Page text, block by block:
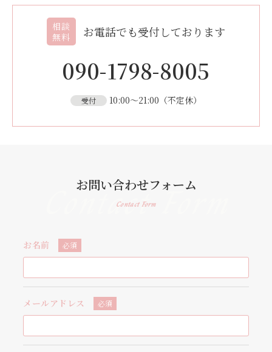
相談
無料
お電話でも受付しております
090-1798-8005
受付 10:00〜21:00（不定休）
お問い合わせフォーム
Contact Form
Contact Form
お名前 必須
メールアドレス 必須